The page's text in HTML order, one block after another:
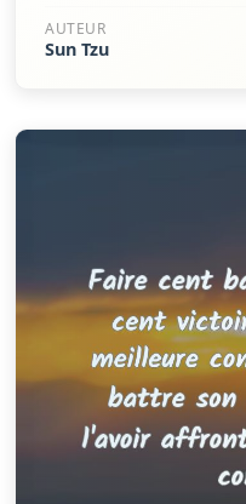
AUTEUR
Sun Tzu